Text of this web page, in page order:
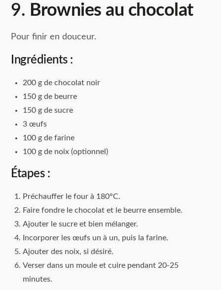
9. Brownies au chocolat
Pour finir en douceur.
Ingrédients :
200 g de chocolat noir
150 g de beurre
150 g de sucre
3 œufs
100 g de farine
100 g de noix (optionnel)
Étapes :
Préchauffer le four à 180°C.
Faire fondre le chocolat et le beurre ensemble.
Ajouter le sucre et bien mélanger.
Incorporer les œufs un à un, puis la farine.
Ajouter des noix, si désiré.
Verser dans un moule et cuire pendant 20-25
minutes.